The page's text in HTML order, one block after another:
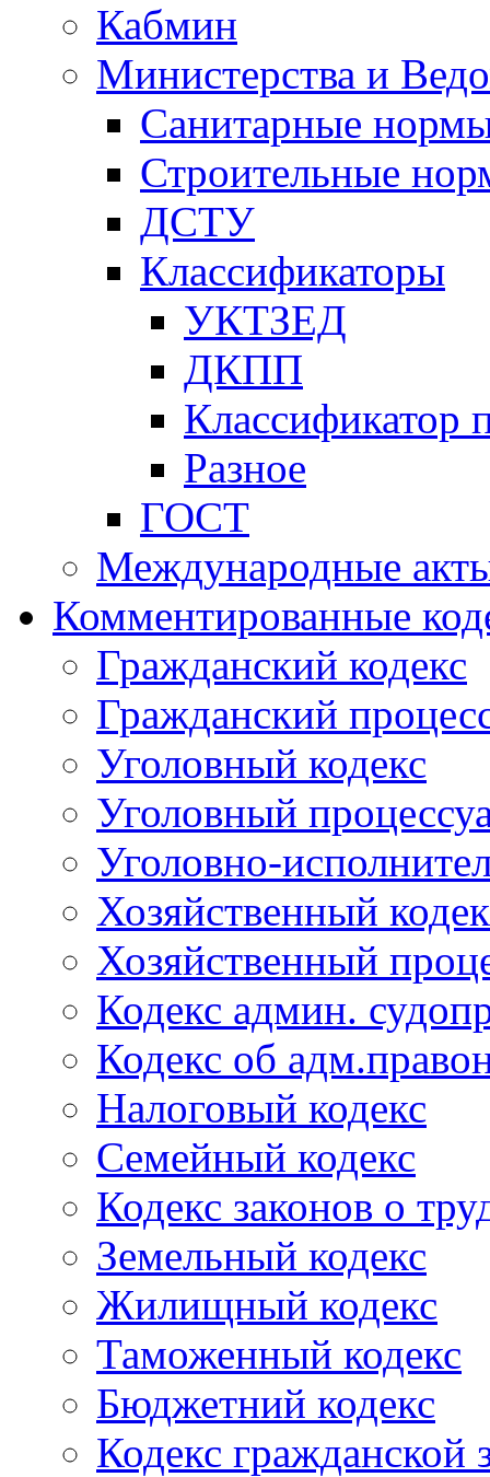
Кабмин
Министерства и
Санитарные
Строительные
ДСТУ
Классификаторы
УКТЗЕД
ДКПП
Классификатор
Разное
ГОСТ
Международные
Комментированные
Гражданский кодекс
Гражданский
Уголовный кодекс
Уголовный
Уголовно-
Хозяйственный
Хозяйственный
Кодекс админ.
Кодекс об
Налоговый кодекс
Семейный кодекс
Кодекс законов о
Земельный кодекс
Жилищный кодекс
Таможенный кодекс
Бюджетний кодекс
Кодекс гражданской